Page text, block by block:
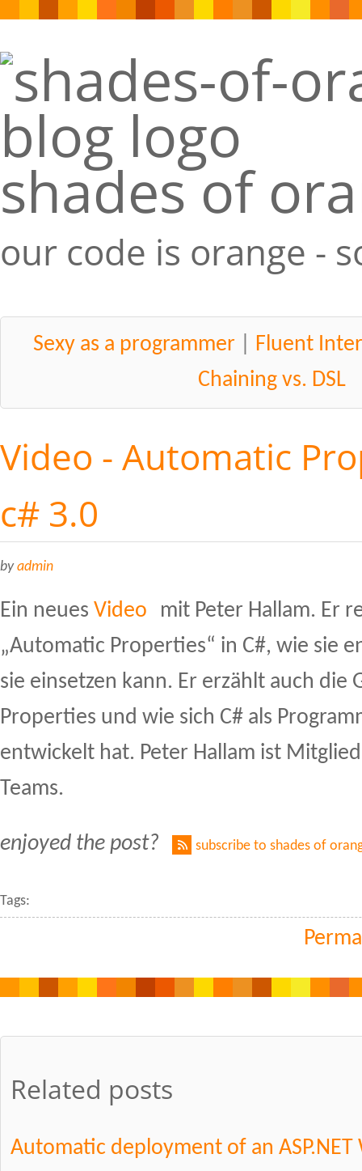
shades of
our code is orange -
Sexy as a programmer
Fluent
Chaining vs. DSL
Video - Automatic
c# 3.0
byadmin
Ein neues Video
mit Peter Hallam. Er
„Automatic Properties“ in C#, wie sie
sie einsetzen kann. Er erzählt auch die
Properties und wie sich C# als
entwickelt hat. Peter Hallam ist Mitglied
Teams.
enjoyed the post? subscribe to shades of
Tags:
Related posts
Automatic deployment of an